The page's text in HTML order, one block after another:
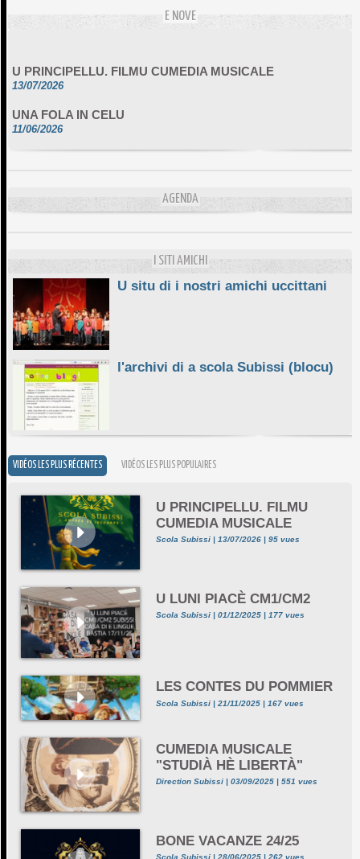
E NOVE
13/07/2026
11/06/2026
DA SCIMULÌ
10/06/2026
AGENDA
I SITI AMICHI
U situ di i nostri amichi uccittani
l'archivi di a scola Subissi (blocu)
VIDÉOS LES PLUS RÉCENTES VIDÉOS LES PLUS POPULAIRES
U PRINCIPELLU. FILMU
CUMEDIA MUSICALE
Scola Subissi | 13/07/2026 | 95 vues
U LUNI PIACÈ CM1/CM2
Scola Subissi | 01/12/2025 | 177 vues
LES CONTES DU POMMIER
Scola Subissi | 21/11/2025 | 167 vues
CUMEDIA MUSICALE
"STUDIÀ HÈ LIBERTÀ"
Direction Subissi | 03/09/2025 | 551 vues
BONE VACANZE 24/25
Scola Subissi | 28/06/2025 | 262 vues